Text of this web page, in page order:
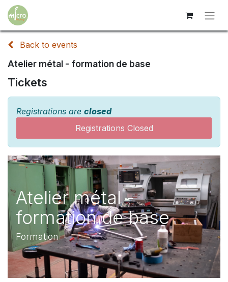
Back to events
Atelier métal - formation de base
Tickets
Registrations are closed
Registrations Closed
Atelier métal -
formation de base
Formation